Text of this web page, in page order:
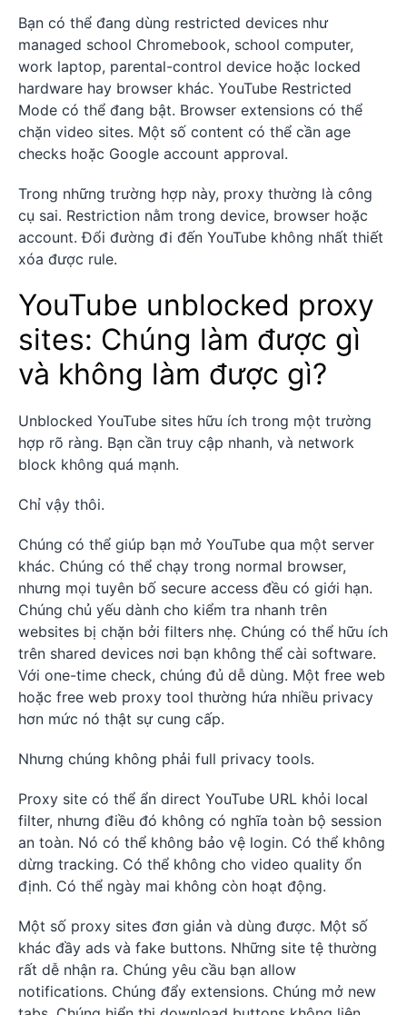
Bạn có thể đang dùng restricted devices như
managed school Chromebook, school computer,
work laptop, parental-control device hoặc locked
hardware hay browser khác. YouTube Restricted
Mode có thể đang bật. Browser extensions có thể
chặn video sites. Một số content có thể cần age
checks hoặc Google account approval.
Trong những trường hợp này, proxy thường là công
cụ sai. Restriction nằm trong device, browser hoặc
account. Đổi đường đi đến YouTube không nhất thiết
xóa được rule.
YouTube unblocked proxy
sites: Chúng làm được gì
và không làm được gì?
Unblocked YouTube sites hữu ích trong một trường
hợp rõ ràng. Bạn cần truy cập nhanh, và network
block không quá mạnh.
Chỉ vậy thôi.
Chúng có thể giúp bạn mở YouTube qua một server
khác. Chúng có thể chạy trong normal browser,
nhưng mọi tuyên bố secure access đều có giới hạn.
Chúng chủ yếu dành cho kiểm tra nhanh trên
websites bị chặn bởi filters nhẹ. Chúng có thể hữu ích
trên shared devices nơi bạn không thể cài software.
Với one-time check, chúng đủ dễ dùng. Một free web
hoặc free web proxy tool thường hứa nhiều privacy
hơn mức nó thật sự cung cấp.
Nhưng chúng không phải full privacy tools.
Proxy site có thể ẩn direct YouTube URL khỏi local
filter, nhưng điều đó không có nghĩa toàn bộ session
an toàn. Nó có thể không bảo vệ login. Có thể không
dừng tracking. Có thể không cho video quality ổn
định. Có thể ngày mai không còn hoạt động.
Một số proxy sites đơn giản và dùng được. Một số
khác đầy ads và fake buttons. Những site tệ thường
rất dễ nhận ra. Chúng yêu cầu bạn allow
notifications. Chúng đẩy extensions. Chúng mở new